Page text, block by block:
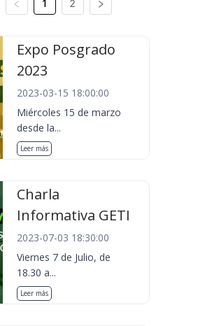
1 2
Expo Posgrado
2023
2023-03-15 18:00:00
Miércoles 15 de marzo
desde la...
Leer más
Charla
Informativa GETI
2023-07-03 18:30:00
Viernes 7 de Julio, de
18.30 a...
Leer más